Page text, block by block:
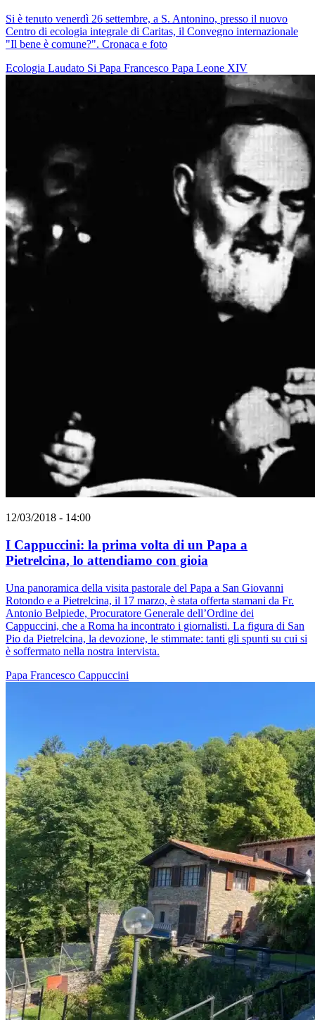
Si è tenuto venerdì 26 settembre, a S. Antonino, presso il nuovo
Centro di ecologia integrale di Caritas, il Convegno internazionale
"Il bene è comune?". Cronaca e foto
Ecologia Laudato Si Papa Francesco Papa Leone XIV
12/03/2018 - 14:00
I Cappuccini: la prima volta di un Papa a
Pietrelcina, lo attendiamo con gioia
Una panoramica della visita pastorale del Papa a San Giovanni
Rotondo e a Pietrelcina, il 17 marzo, è stata offerta stamani da Fr.
Antonio Belpiede, Procuratore Generale dell’Ordine dei
Cappuccini, che a Roma ha incontrato i giornalisti. La figura di San
Pio da Pietrelcina, la devozione, le stimmate: tanti gli spunti su cui si
è soffermato nella nostra intervista.
Papa Francesco Cappuccini